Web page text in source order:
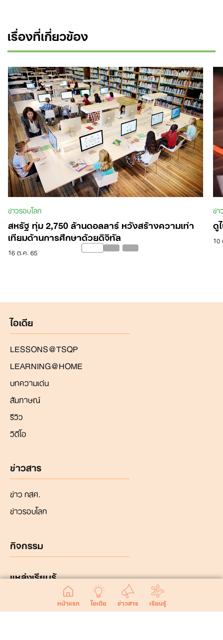
หน้าแรก ไอเดีย ข่าวสาร เรียนรู้
for:
เรื่องที่เกี่ยวข้อง
ข่าวรอบโลก
สหรัฐ ทุ่ม 2,750 ล้านดอลลาร์ หวังสร้างความเท่า
เทียมด้านการศึกษาด้วยดิจิทัล
16 ต.ค. 65
ข่า
ดู
10
ไอเดีย
LESSONS@TSQP
LEARNING@HOME
บทความเด่น
สัมภาษณ์
รีวิว
วิดีโอ
ข่าวสาร
ข่าว กสศ.
ข่าวรอบโลก
กิจกรรม
แหล่งเรียนรู้